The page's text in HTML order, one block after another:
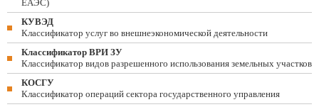
ЕАЭС)
КУВЭД
Классификатор услуг во внешнеэкономической деятельности
Классификатор ВРИ ЗУ
Классификатор видов разрешенного использования земельных участков
КОСГУ
Классификатор операций сектора государственного управления